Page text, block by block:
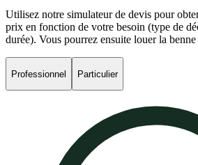
Utilisez notre simulateur de devis pour
prix en fonction de votre besoin (type de
durée). Vous pourrez ensuite louer la
Professionnel Particulier